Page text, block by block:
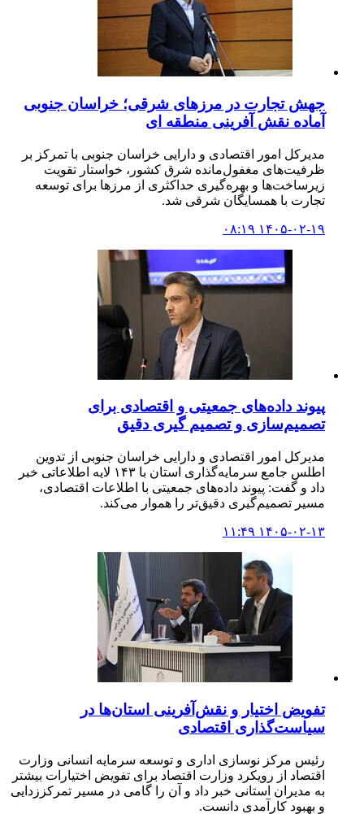
جهش تجارت در مرزهای شرقی؛ خراسان جنوبی
آماده نقش آفرینی منطقه ای
مدیرکل امور اقتصادی و دارایی خراسان جنوبی با تمرکز بر
ظرفیت‌های مغفول‌مانده شرق کشور، خواستار تقویت
زیرساخت‌ها و بهره‌گیری حداکثری از مرزها برای توسعه
تجارت با همسایگان شرقی شد.
۱۴۰۵-۰۲-۱۹ ۰۸:۱۹
پیوند داده‌های جمعیتی و اقتصادی برای
تصمیم‌سازی و تصمیم گیری دقیق
مدیرکل امور اقتصادی و دارایی خراسان جنوبی از تدوین
اطلس جامع سرمایه‌گذاری استان با ۱۴۳ لایه اطلاعاتی خبر
داد و گفت: پیوند داده‌های جمعیتی با اطلاعات اقتصادی،
مسیر تصمیم‌گیری دقیق‌تر را هموار می‌کند.
۱۴۰۵-۰۲-۱۳ ۱۱:۴۹
تفویض اختیار و نقش‌آفرینی استان‌ها در
سیاست‌گذاری اقتصادی
رئیس مرکز نوسازی اداری و توسعه سرمایه انسانی وزارت
اقتصاد از رویکرد وزارت اقتصاد برای تفویض اختیارات بیشتر
به مدیران استانی خبر داد و آن را گامی در مسیر تمرکززدایی
و بهبود کارآمدی دانست.